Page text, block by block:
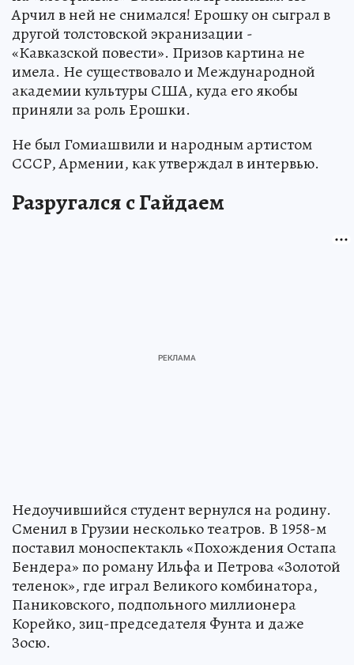
Арчил в ней не снимался! Ерошку он сыграл в
другой толстовской экранизации -
«Кавказской повести». Призов картина не
имела. Не существовало и Международной
академии культуры США, куда его якобы
приняли за роль Ерошки.
Не был Гомиашвили и народным артистом
СССР, Армении, как утверждал в интервью.
Разругался с Гайдаем
Недоучившийся студент вернулся на родину.
Сменил в Грузии несколько театров. В 1958-м
поставил моноспектакль «Похождения Остапа
Бендера» по роману Ильфа и Петрова «Золотой
теленок», где играл Великого комбинатора,
Паниковского, подпольного миллионера
Корейко, зиц-председателя Фунта и даже
Зосю.